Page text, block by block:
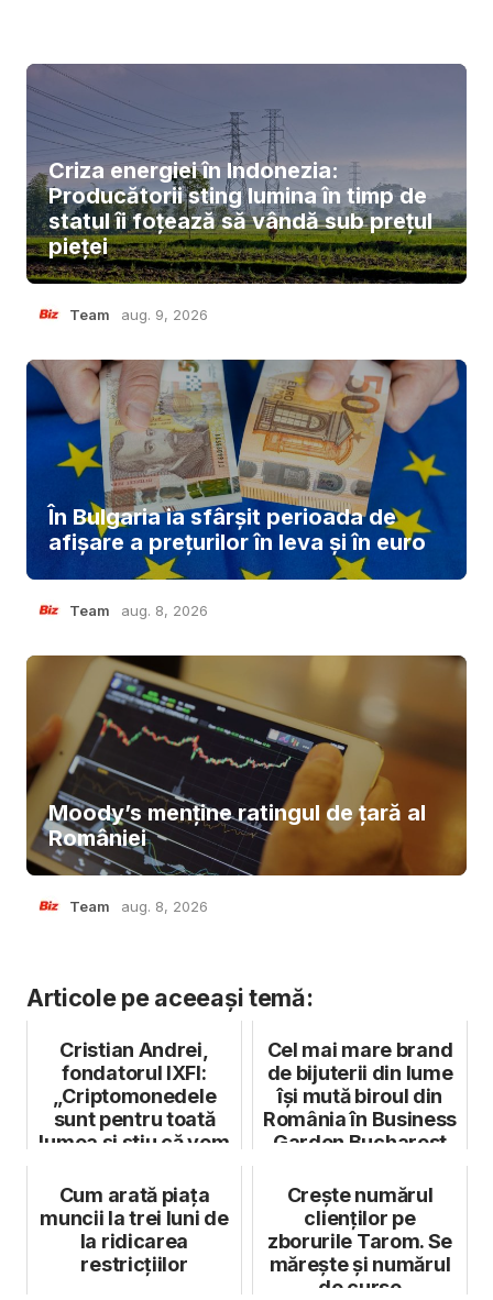
Criza energiei în Indonezia:
Producătorii sting lumina în timp de
statul îi foțează să vândă sub prețul
pieței
Team aug. 9, 2026
În Bulgaria ia sfârşit perioada de
afișare a prețurilor în ​​leva și în euro
Team aug. 8, 2026
Moody’s menține ratingul de țară al
României
Team aug. 8, 2026
Articole pe aceeași temă:
Cristian Andrei,
fondatorul IXFI:
„Criptomonedele
sunt pentru toată
lumea și știu că vom
Cel mai mare brand
de bijuterii din lume
își mută biroul din
România în Business
Garden Bucharest
Cum arată piața
muncii la trei luni de
la ridicarea
restricțiilor
Crește numărul
clienților pe
zborurile Tarom. Se
mărește și numărul
de curse